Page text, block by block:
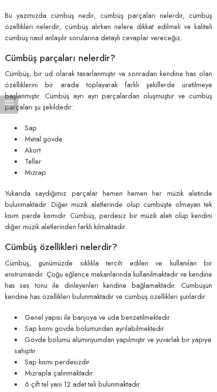
Bu yazımızda cümbüş nedir, cümbüş parçaları nelerdir, cümbüş
özellikleri nelerdir, cümbüş alırken nelere dikkat edilmeli ve kaliteli
cümbüş nasıl anlaşılır sorularına detaylı cevaplar vereceğiz.
Cümbüş parçaları nelerdir?
Cümbüş, bir ud olarak tasarlanmıştır ve sonradan kendine has olan
özelliklerini bir arada toplayarak farklı şekillerde üretilmeye
başlanmıştır. Cümbüş ayrı ayrı parçalardan oluşmuştur ve cümbüş
parçaları şu şekildedir:
Sap
Metal gövde
Akort
Teller
Mızrap
Yukarıda saydığımız parçalar hemen hemen her müzik aletinde
bulunmaktadır. Diğer müzik aletlerinde olup cümbüşte olmayan tek
kısım perde kısmıdır. Cümbüş, perdesiz bir müzik aleti olup kendini
diğer müzik aletlerinden farklı kılmaktadır.
Cümbüş özellikleri nelerdir?
Cümbüş, günümüzde sıklıkla tercih edilen ve kullanılan bir
enstrümandır. Çoğu eğlence mekanlarında kullanılmaktadır ve kendine
has ses tonu ile dinleyenleri kendine bağlamaktadır. Cümbüşün
kendine has özellikleri bulunmaktadır ve cümbüş özellikleri şunlardır:
Genel yapısı ile banjoya ve uda benzetilmektedir.
Sap kısmı gövde bölümünden ayrılabilmektedir.
Gövde bölümü alüminyumdan yapılmıştır ve yuvarlak bir yapıya
sahiptir.
Sap kısmı perdesizdir.
Mızrapla çalınmaktadır.
6 çift tel yani 12 adet teli bulunmaktadır.